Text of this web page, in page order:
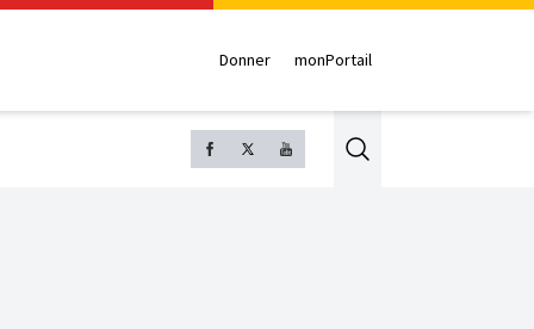
Donner monPortail
Search